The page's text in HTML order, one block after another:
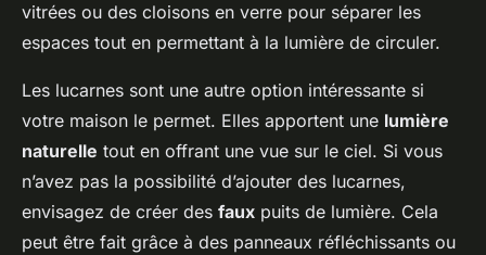
vitrées ou des cloisons en verre pour séparer les
espaces tout en permettant à la lumière de circuler.
Les lucarnes sont une autre option intéressante si
votre maison le permet. Elles apportent une lumière
naturelle tout en offrant une vue sur le ciel. Si vous
n’avez pas la possibilité d’ajouter des lucarnes,
envisagez de créer des faux puits de lumière. Cela
peut être fait grâce à des panneaux réfléchissants ou